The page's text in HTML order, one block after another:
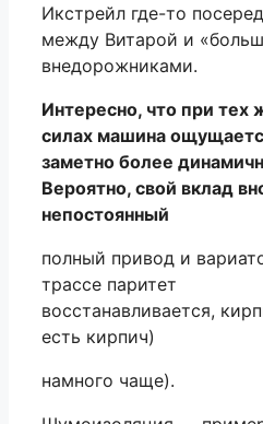
Икстрейл где-то
между Витарой и
внедорожниками.
Интересно, что при тех
силах машина
заметно более
Вероятно, свой вклад
непостоянный
полный привод и
трассе паритет
восстанавливается,
есть кирпич)
намного чаще).